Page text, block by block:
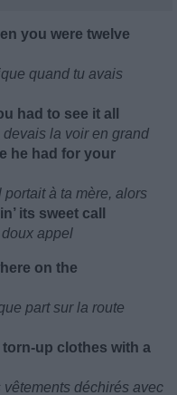
you were twelve
quand tu avais
had to see it all
la voir en grand
he had for your
portait à ta mère, alors
its sweet call
appel
on the
part sur la route
up clothes with a
déchirés avec